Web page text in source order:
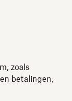
zoals
betalingen,